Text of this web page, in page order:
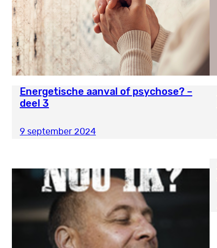
Energetische aanval of psychose? –
deel 3
9 september 2024